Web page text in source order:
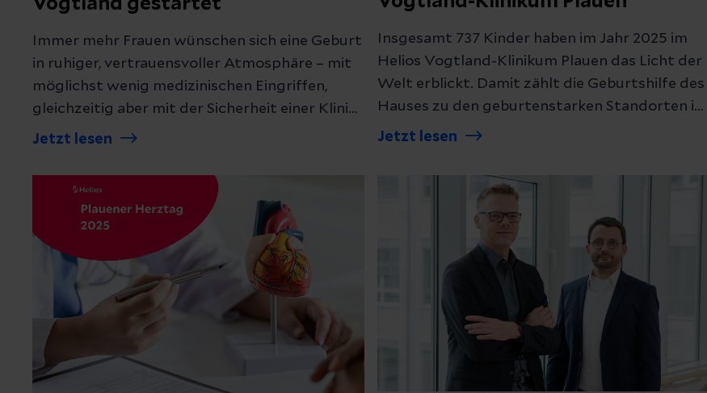
Vogtland gestartet
Immer mehr Frauen wünschen sich eine Geburt
in ruhiger, vertrauensvoller Atmosphäre – mit
möglichst wenig medizinischen Eingriffen,
gleichzeitig aber mit der Sicherheit einer Klinik
im Hintergrund. Diesem Bedürfnis trägt das
Rechnung und bietet seit dem 1. April 2026
einen hebammengeleiteten Kreißsaal an.
Jetzt lesen
Insgesamt 737 Kinder haben im Jahr 2025 im
Helios Vogtland-Klinikum Plauen das Licht der
Welt erblickt. Damit zählt die Geburtshilfe des
Hauses zu den geburtenstarken Standorten in
der Region.
Jetzt lesen